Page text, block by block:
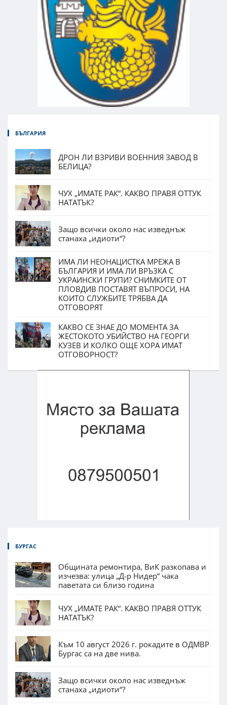
БЪЛГАРИЯ
ДРОН ЛИ ВЗРИВИ ВОЕННИЯ ЗАВОД В
БЕЛИЦА?
ЧУХ „ИМАТЕ РАК“. КАКВО ПРАВЯ ОТТУК
НАТАТЪК?
Защо всички около нас изведнъж
станаха „идиоти“?
ИМА ЛИ НЕОНАЦИСТКА МРЕЖА В
БЪЛГАРИЯ И ИМА ЛИ ВРЪЗКА С
УКРАИНСКИ ГРУПИ? СНИМКИТЕ ОТ
ПЛОВДИВ ПОСТАВЯТ ВЪПРОСИ, НА
КОИТО СЛУЖБИТЕ ТРЯБВА ДА
ОТГОВОРЯТ
КАКВО СЕ ЗНАЕ ДО МОМЕНТА ЗА
ЖЕСТОКОТО УБИЙСТВО НА ГЕОРГИ
КУЗЕВ И КОЛКО ОЩЕ ХОРА ИМАТ
ОТГОВОРНОСТ?
БУРГАС
Общината ремонтира, ВиК разкопава и
изчезва: улица „Д-р Нидер“ чака
паветата си близо година
ЧУХ „ИМАТЕ РАК“. КАКВО ПРАВЯ ОТТУК
НАТАТЪК?
Към 10 август 2026 г. рокадите в ОДМВР
Бургас са на две нива.
Защо всички около нас изведнъж
станаха „идиоти“?